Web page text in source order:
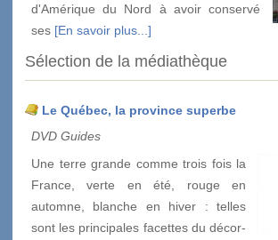
d'Amérique du Nord à avoir conservé
ses [En savoir plus...]
Sélection de la médiathèque
Le Québec, la province superbe
DVD Guides
Une terre grande comme trois fois la
France, verte en été, rouge en
automne, blanche en hiver : telles
sont les principales facettes du décor-